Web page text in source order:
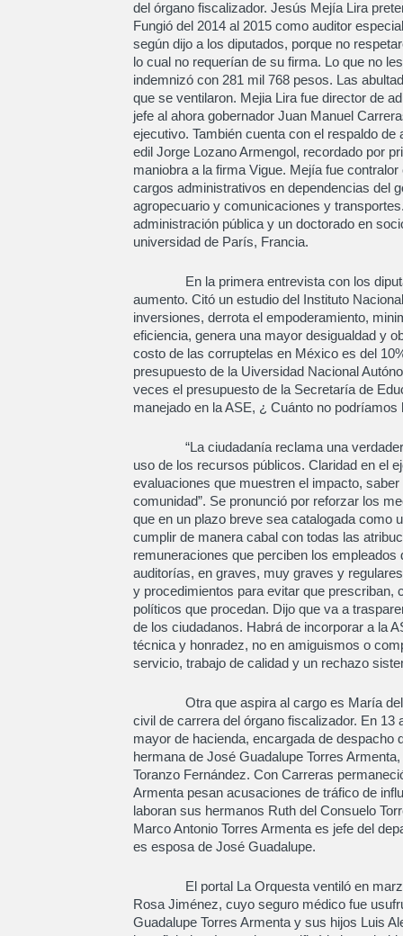
del órgano fiscalizador. Jesús Mejía Lira
Fungió del 2014 al 2015 como auditor
según dijo a los diputados, porque no
lo cual no requerían de su firma. Lo que no
indemnizó con 281 mil 768 pesos. Las
que se ventilaron. Mejia Lira fue director de
jefe al ahora gobernador Juan Manuel
ejecutivo. También cuenta con el respaldo
edil Jorge Lozano Armengol, recordado por
maniobra a la firma Vigue. Mejía fue
cargos administrativos en dependencias del
agropecuario y comunicaciones y
administración pública y un doctorado en
universidad de París, Francia.
En la primera entrevista con los
aumento. Citó un estudio del Instituto
inversiones, derrota el empoderamiento,
eficiencia, genera una mayor desigualdad y
costo de las corruptelas en México es del
presupuesto de la Uiversidad Nacional
veces el presupuesto de la Secretaría de
manejado en la ASE, ¿ Cuánto no
“La ciudadanía reclama una verdadera
uso de los recursos públicos. Claridad en el
evaluaciones que muestren el impacto,
comunidad”. Se pronunció por reforzar los
que en un plazo breve sea catalogada como
cumplir de manera cabal con todas las
remuneraciones que perciben los
auditorías, en graves, muy graves y
y procedimientos para evitar que
políticos que procedan. Dijo que va a
de los ciudadanos. Habrá de incorporar a la
técnica y honradez, no en amiguismos o
servicio, trabajo de calidad y un rechazo
Otra que aspira al cargo es María del
civil de carrera del órgano fiscalizador. En
mayor de hacienda, encargada de
hermana de José Guadalupe Torres
Toranzo Fernández. Con Carreras
Armenta pesan acusaciones de tráfico de
laboran sus hermanos Ruth del Consuelo
Marco Antonio Torres Armenta es jefe del
es esposa de José Guadalupe.
El portal La Orquesta ventiló en marzo
Rosa Jiménez, cuyo seguro médico fue
Guadalupe Torres Armenta y sus hijos Luis